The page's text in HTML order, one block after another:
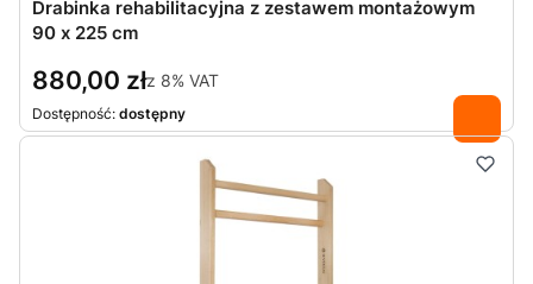
Drabinka rehabilitacyjna z zestawem montażowym
90 x 225 cm
880,00 złz 8% VAT
Dostępność: dostępny